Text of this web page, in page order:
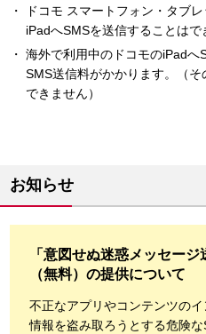
ドコモ スマートフォン・タブ
iPadへSMSを送信することはで
海外で利用中のドコモのiPadへ
SMS送信料がかかります。（
できません）
お知らせ
「意図せぬ迷惑メッセージ
（無料）の提供について
不正なアプリやコンテンツの
情報を盗み取ろうとする危険